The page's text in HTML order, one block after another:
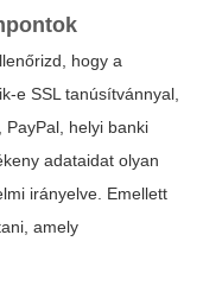
hogy a
e SSL tanúsítvánnyal,
helyi banki
adataidat olyan
irányelve. Emellett
amely